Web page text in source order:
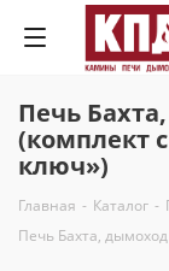
Печь
(комплект
ключ»)
Главная - Каталог -
Печь Бахта,